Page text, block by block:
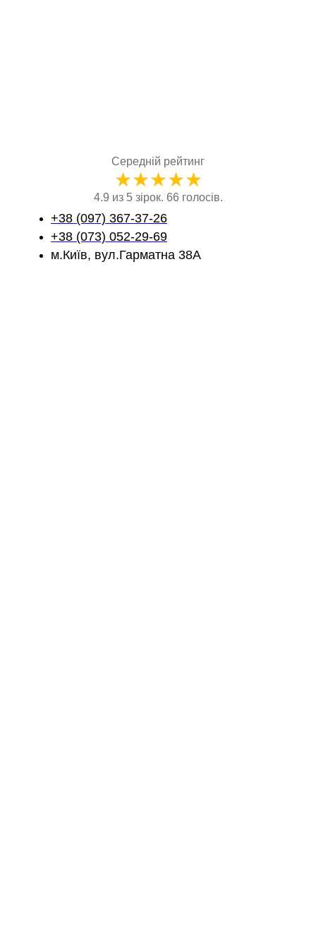
Середній рейтинг
★★★★★
4.9 из 5 зірок. 66 голосів.
+38 (097) 367-37-26
+38 (073) 052-29-69
м.Київ, вул.Гарматна 38А